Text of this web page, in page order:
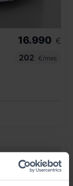
16.990 €
202
€/mes